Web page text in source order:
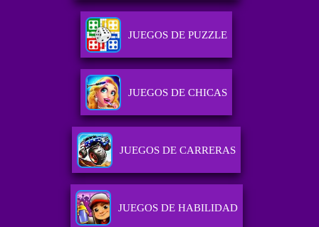
JUEGOS DE PUZZLE
JUEGOS DE CHICAS
JUEGOS DE CARRERAS
JUEGOS DE HABILIDAD